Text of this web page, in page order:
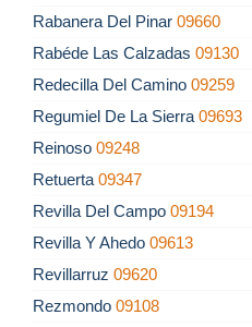
Rabanera Del Pinar 09660
Rabéde Las Calzadas 09130
Redecilla Del Camino 09259
Regumiel De La Sierra 09693
Reinoso 09248
Retuerta 09347
Revilla Del Campo 09194
Revilla Y Ahedo 09613
Revillarruz 09620
Rezmondo 09108